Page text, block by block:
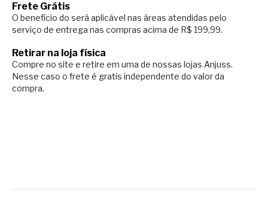
Frete Grátis
O benefício do será aplicável nas áreas atendidas pelo
serviço de entrega nas compras acima de R$ 199,99.
Retirar na loja física
Compre no site e retire em uma de nossas lojas Anjuss.
Nesse caso o frete é gratis independente do valor da
compra.